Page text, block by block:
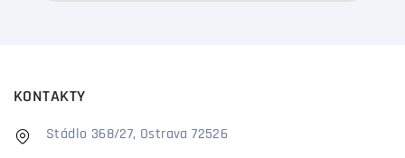
KONTAKTY
Stádlo 368/27, Ostrava 72526